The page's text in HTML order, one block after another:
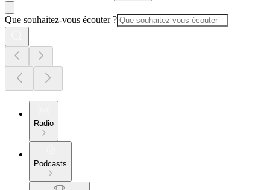
Que souhaitez-vous écouter ?
Radio
Podcasts